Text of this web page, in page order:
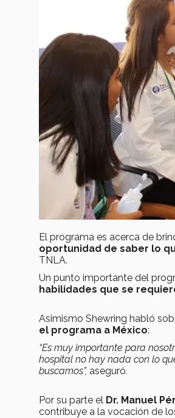
El programa es acerca de
oportunidad de saber lo
TNLA.
Un punto importante del
habilidades que se
Asimismo Shewring habló
el programa a México:
“Es muy importante para
hospital no hay nada con lo
buscamos”, aseguró.
Por su parte el Dr. Manuel
contribuye a la vocación de